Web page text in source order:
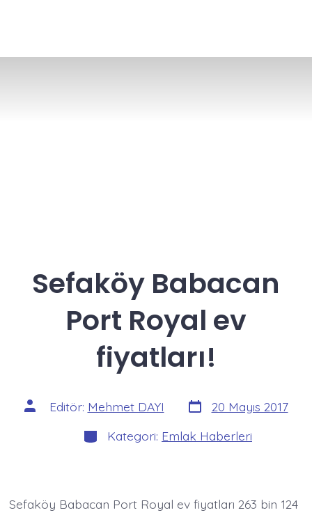
Sefaköy Babacan
Port Royal ev
fiyatları!
Yazının
yazarı
Editör: Mehmet DAYI Yazı
tarihi
20 Mayıs 2017
Kategoriler
Kategori: Emlak Haberleri
Sefaköy Babacan Port Royal ev fiyatları 263 bin 124